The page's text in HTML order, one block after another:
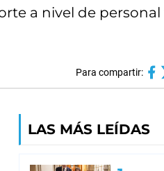
a nivel de
Para compartir:
LAS MÁS LEÍDAS